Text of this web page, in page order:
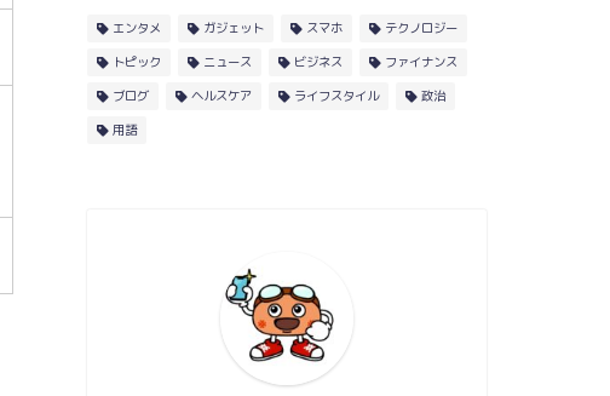
エンタメ ガジェット スマホ
テクノロジー
トピック
ニュース ビジネス
ファイナンス
ブログ
ヘルスケア ライフスタイル
政治
用語